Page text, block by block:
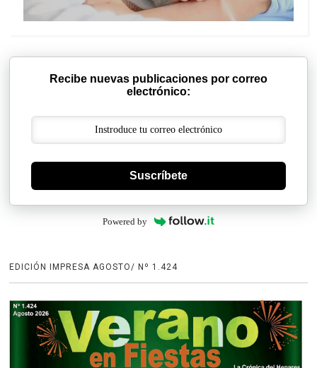
Recibe nuevas publicaciones por correo
electrónico:
Suscríbete
Powered by
EDICIÓN IMPRESA AGOSTO/ Nº 1.424